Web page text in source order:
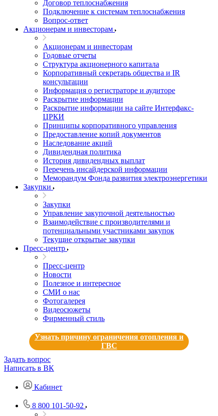
Договор теплоснабжения
Подключение к системам теплоснабжения
Вопрос-ответ
Акционерам и инвесторам
Акционерам и инвесторам
Годовые отчеты
Структура акционерного капитала
Корпоративный секретарь общества и IR
консультации
Информация о регистраторе и аудиторе
Раскрытие информации
Раскрытие информации на сайте Интерфакс-
ЦРКИ
Принципы корпоративного управления
Предоставление копий документов
Наследование акций
Дивидендная политика
История дивидендных выплат
Перечень инсайдерской информации
Меморандум Фонда развития электроэнергетики
Закупки
Закупки
Управление закупочной деятельностью
Взаимодействие с производителями и
потенциальными участниками закупок
Текущие открытые закупки
Пресс-центр
Пресс-центр
Новости
Полезное и интересное
СМИ о нас
Фотогалерея
Видеосюжеты
Фирменный стиль
Узнать причину ограничения отопления и
ГВС
Задать вопрос
Написать в ВК
Кабинет
8 800 101-50-92